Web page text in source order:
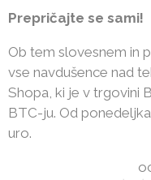
Prepričajte se sami!
Ob tem slovesnem in
vse navdušence nad
Shopa, ki je v trgovini
BTC-ju. Od
uro.